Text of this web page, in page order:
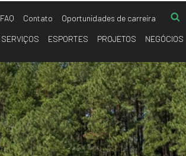
SERVIÇOS ESPORTES PROJETOS NEGÓCIOS
FAQ Contato Oportunidades de carreira